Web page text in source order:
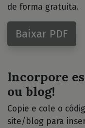
de forma gratuita.
Baixar PDF
Incorpore
ou blog!
Copie e cole o
site/blog para